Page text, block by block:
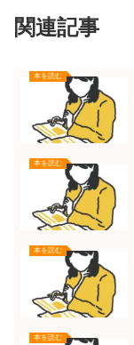
関連記事
本を読む
本を読む
本を読む
本を読む